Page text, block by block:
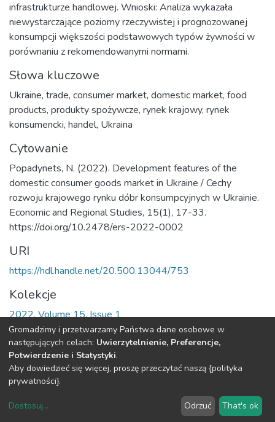
infrastrukturze handlowej. Wnioski: Analiza wykazała
niewystarczające poziomy rzeczywistej i prognozowanej
konsumpcji większości podstawowych typów żywności w
porównaniu z rekomendowanymi normami.
Słowa kluczowe
Ukraine, trade, consumer market, domestic market, food
products, produkty spożywcze, rynek krajowy, rynek
konsumencki, handel, Ukraina
Cytowanie
Popadynets, N. (2022). Development features of the
domestic consumer goods market in Ukraine / Cechy
rozwoju krajowego rynku dóbr konsumpcyjnych w Ukrainie.
Economic and Regional Studies, 15(1), 17-33.
https://doi.org/10.2478/ers-2022-0002
URI
https://hdl.handle.net/20.500.13044/753
Kolekcje
2022, Volume 15, Issue 1
Cała strona rekordu
DSpace software
Repozytorium
dostępności
plików
cookie
Gromadzimy i przetwarzamy Państwa dane osobowe w
następujących celach: Uwierzytelnienie, Preferencje,
Potwierdzenie i Statystyki.
Aby dowiedzieć się więcej, proszę przeczytać naszą {polityka
prywatności}.
Dostosuj... Odrzuć That's ok